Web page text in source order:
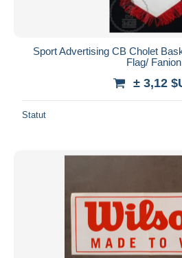
Sport Advertising CB Cholet
Flag/ Fanion
± 3,12
Statut